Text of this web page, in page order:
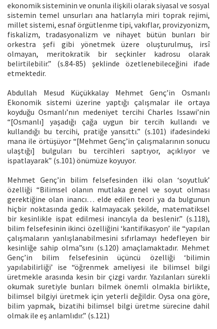
ekonomik sisteminin ve onunla ilişkili olarak siyasal ve sosyal
sistemin temel unsurları ana hatlarıyla miri toprak rejimi,
millet sistemi, esnaf örgütlenme tipi, vakıflar, provizyonizm,
fiskalizm, tradasyonalizm ve nihayet bütün bunları bir
orkestra şefi gibi yönetmek üzere oluşturulmuş, irsî
olmayan, meritokratik bir seçkinler kadrosu olarak
belirtilebilir.” (s.84-85) şeklinde özetlenebileceğini ifade
etmektedir.
Abdullah Mesud Küçükkalay Mehmet Genç’in Osmanlı
Ekonomik sistemi üzerine yaptığı çalışmalar ile ortaya
koyduğu Osmanlı’nın medeniyet tercihi Charles Issawi’nin
“[Osmanlı] yaşadığı çağa uygun bir tercih kullandı ve
kullandığı bu tercihi, pratiğe yansıttı.” (s.101) ifadesindeki
mana ile örtüşüyor “[Mehmet Genç’in çalışmalarının sonucu
ulaştığı] bulguları bu tercihleri saptıyor, açıklıyor ve
ispatlayarak” (s.101) önümüze koyuyor.
Mehmet Genç’in bilim felsefesinden ilki olan ‘soyutluk’
özelliği “Bilimsel olanın mutlaka genel ve soyut olması
gerektiğine olan inancı… elde edilen teori ya da bulgunun
hiçbir noktasında gedik kalmayacak şekilde, matematiksel
bir kesinlikle ispat edilmesi inancıyla da beslenir.” (s.118),
bilim felsefesinin ikinci özelliğini ‘kantifikasyon’ ile “yapılan
çalışmaların yanlışlanabilmesini sıfırlamayı hedefleyen bir
kesinliğe sahip olma”sını (s.120) amaçlamaktadır. Mehmet
Genç’in bilim felsefesinin üçüncü özelliği ‘bilimin
yapılabilirliği’ ise “öğrenmek ameliyesi ile bilimsel bilgi
üretmekle arasında kesin bir çizgi vardır. Yazılanları sürekli
okumak suretiyle bunları bilmek önemli olmakla birlikte,
bilimsel bilgiyi üretmek için yeterli değildir. Oysa ona göre,
bilim yapmak, bizatihi bilimsel bilgi üretme sürecine dahil
olmak ile eş anlamlıdır.” (s.121)